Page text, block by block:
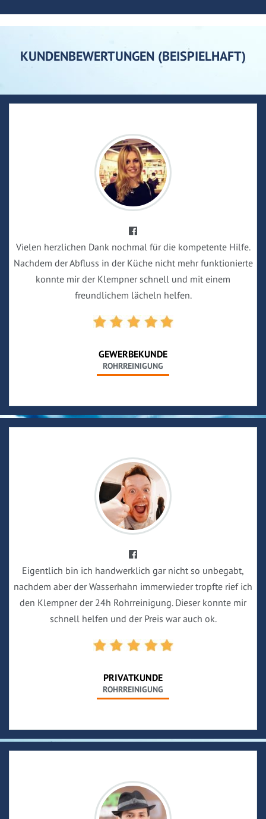
KUNDENBEWERTUNGEN (BEISPIELHAFT)
Vielen herzlichen Dank nochmal für die kompetente Hilfe.
Nachdem der Abfluss in der Küche nicht mehr funktionierte
konnte mir der Klempner schnell und mit einem
freundlichem lächeln helfen.
GEWERBEKUNDE
ROHRREINIGUNG
Eigentlich bin ich handwerklich gar nicht so unbegabt,
nachdem aber der Wasserhahn immerwieder tropfte rief ich
den Klempner der 24h Rohrreinigung. Dieser konnte mir
schnell helfen und der Preis war auch ok.
PRIVATKUNDE
ROHRREINIGUNG